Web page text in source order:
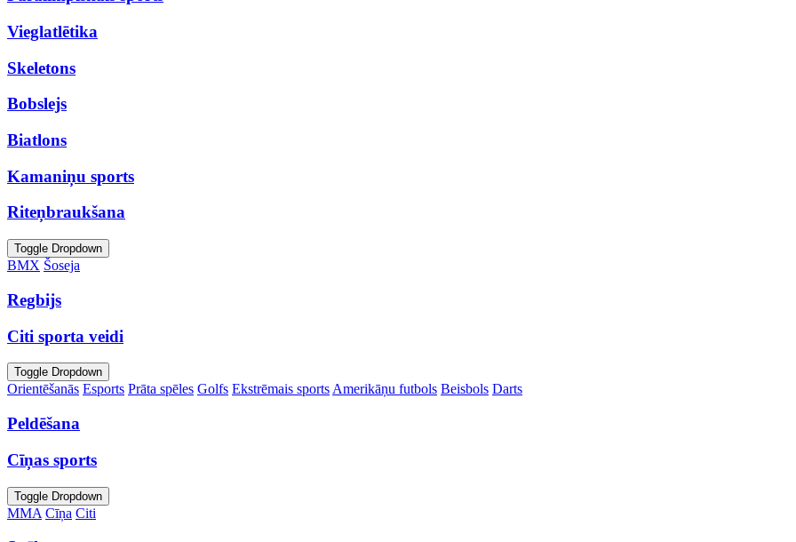
Vieglatlētika
Skeletons
Bobslejs
Biatlons
Kamaniņu sports
Riteņbraukšana
Toggle Dropdown
BMX Šoseja
Regbijs
Citi sporta veidi
Toggle Dropdown
Orientēšanās Esports Prāta spēles Golfs Ekstrēmais sports Amerikāņu futbols Beisbols Darts
Peldēšana
Cīņas sports
Toggle Dropdown
MMA Cīņa Citi